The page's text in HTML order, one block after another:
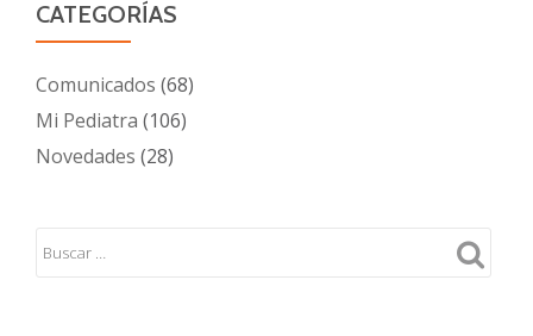
CATEGORÍAS
Comunicados (68)
Mi Pediatra (106)
Novedades (28)